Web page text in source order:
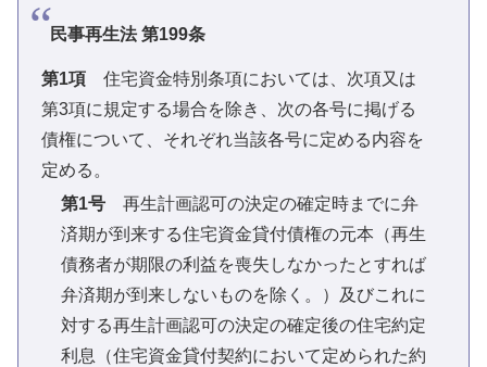
民事再生法 第199条
第1項 住宅資金特別条項においては、次項又は
第3項に規定する場合を除き、次の各号に掲げる
債権について、それぞれ当該各号に定める内容を
定める。
第1号再生計画認可の決定の確定時までに弁
済期が到来する住宅資金貸付債権の元本（再生
債務者が期限の利益を喪失しなかったとすれば
弁済期が到来しないものを除く。）及びこれに
対する再生計画認可の決定の確定後の住宅約定
利息（住宅資金貸付契約において定められた約